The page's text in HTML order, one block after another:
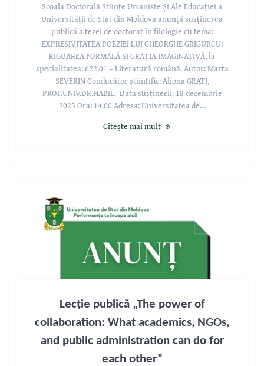
Școala Doctorală Științe Umaniste Și Ale Educației a
Universității de Stat din Moldova anunță susținerea
publică a tezei de doctorat în filologie cu tema:
EXPRESIVITATEA POEZIEI LUI GHEORGHE GRIGURCU:
RIGOAREA FORMALĂ ȘI GRAȚIA IMAGINATIVĂ, la
specialitatea: 622.01 – Literatură română. Autor: Marta
SEVERIN Conducător științific: Aliona GRATI,
PROF.UNIV.DR.HABIL. Data susținerii: 18 decembrie
2025 Ora: 14.00 Adresa: Universitatea de…
Citește mai mult
Lecție publică „The power of
collaboration: What academics, NGOs,
and public administration can do for
each other”